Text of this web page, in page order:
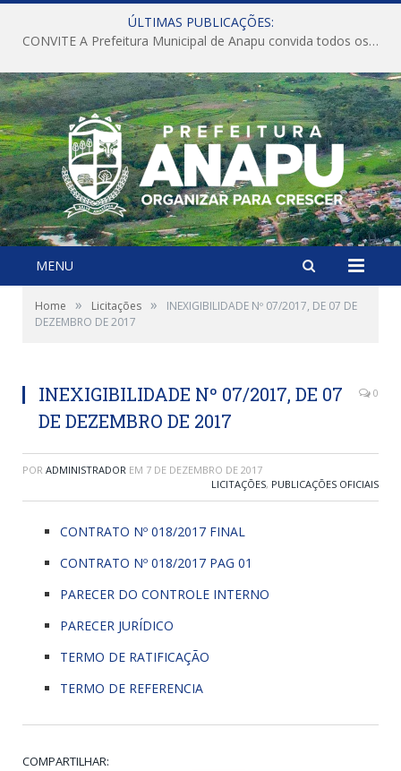
ÚLTIMAS PUBLICAÇÕES:
CONVITE A Prefeitura Municipal de Anapu convida todos os servidores públicos municipais para participarem da Audiência Pública de discussão da Lei de Diretrizes Orçamentárias (LDO), importante instrumento de planejamento das ações e investimentos da Administração Pública para o próximo exercício financeiro.
MENU
Home » Licitações »
INEXIGIBILIDADE Nº 07/2017, DE 07 DE
DEZEMBRO DE 2017
INEXIGIBILIDADE Nº 07/2017, DE 07
DE DEZEMBRO DE 2017
0
POR ADMINISTRADOR EM 7 DE DEZEMBRO DE 2017
LICITAÇÕES, PUBLICAÇÕES OFICIAIS
CONTRATO Nº 018/2017 FINAL
CONTRATO Nº 018/2017 PAG 01
PARECER DO CONTROLE INTERNO
PARECER JURÍDICO
TERMO DE RATIFICAÇÃO
TERMO DE REFERENCIA
COMPARTILHAR: